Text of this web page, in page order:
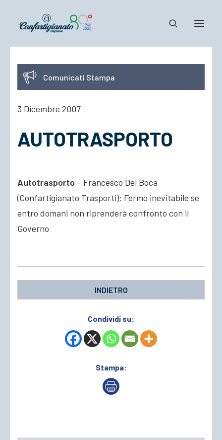
Notizie e Documenti
Confartigianato
Cosa Facciamo
Comunicati Stampa
3 Dicembre 2007
AUTOTRASPORTO
Autotrasporto – Francesco Del Boca
(Confartigianato Trasporti): Fermo inevitabile se
entro domani non riprenderà confronto con il
Governo
INDIETRO
Condividi su:
Stampa: